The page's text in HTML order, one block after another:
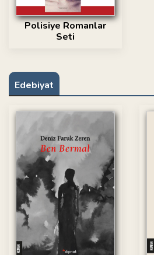
Polisiye Romanlar
Seti
Edebiyat